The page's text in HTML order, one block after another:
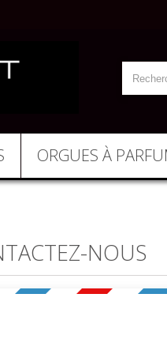
ORGUES À
NOUS